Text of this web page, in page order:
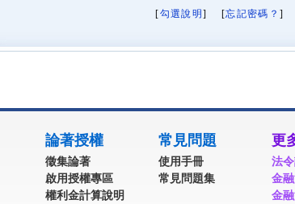
[勾選說明 ] [忘記密碼？ ]
論著授權
徵集論著
啟用授權專區
權利金計算說明
常見問題
使用手冊
常見問題集
更
法
金
金